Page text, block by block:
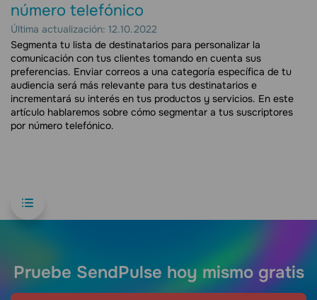
número telefónico
Última actualización: 12.10.2022
Segmenta tu lista de destinatarios para personalizar la
comunicación con tus clientes tomando en cuenta sus
preferencias. Enviar correos a una categoría específica de tu
audiencia será más relevante para tus destinatarios e
incrementará su interés en tus productos y servicios. En este
artículo hablaremos sobre cómo segmentar a tus suscriptores
por número telefónico.
Pruebe SendPulse hoy mismo gratis